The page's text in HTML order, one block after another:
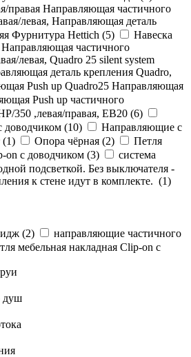
правая Направляющая частичного
левая, Направляющая деталь
Фурнитура Hettich (5)
Навеска
частичного
левая, Quadro 25 silent system
деталь крепления Quadro,
Push up Quadro25 Направляющая
Push up частичного
350 ,левая/правая, ЕВ20 (6)
доводчиком (10)
Направляющие с
(1) Опора чёрная (2)
Петля
on с доводчиком (3)
система
подсветкой. Без выключателя -
к стене идут в комплекте. (1)
(2)
направляющие частичного
мебельная накладная Clip-on с
душ